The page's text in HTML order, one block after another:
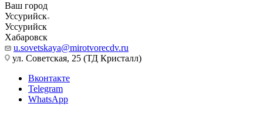
Ваш город
Уссурийск
Уссурийск
Хабаровск
u.sovetskaya@mirotvorecdv.ru
ул. Советская, 25 (ТД Кристалл)
Вконтакте
Telegram
WhatsApp